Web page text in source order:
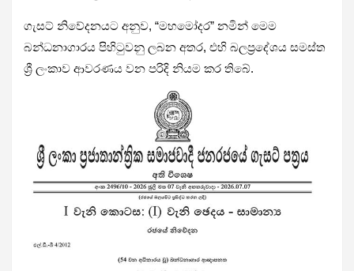
ගැසට් නිවේදනයට අනුව, “මහමෝදර” නමින් මෙම
බන්ධනාගාරය පිහිටුවනු ලබන අතර, එහි බලප්‍රදේශය සමස්ත
ශ්‍රී ලංකාව ආවරණය වන පරිදි නියම කර තිබේ.